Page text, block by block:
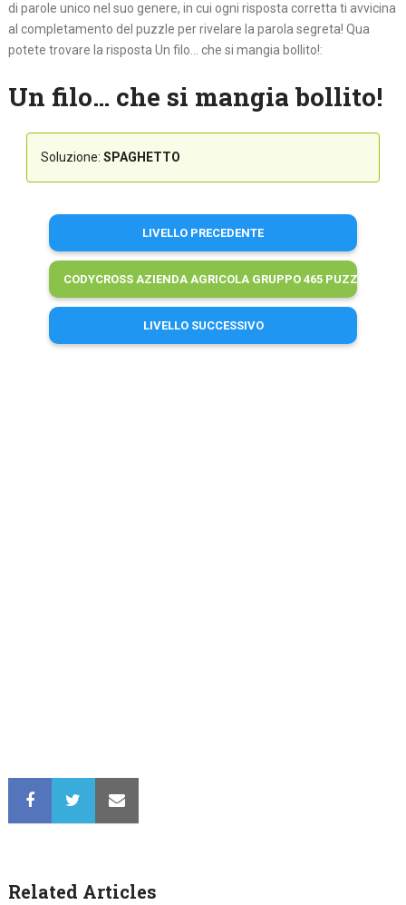
di parole unico nel suo genere, in cui ogni risposta corretta ti avvicina
al completamento del puzzle per rivelare la parola segreta! Qua
potete trovare la risposta Un filo… che si mangia bollito!:
Un filo… che si mangia bollito!
Soluzione: SPAGHETTO
LIVELLO PRECEDENTE
CODYCROSS AZIENDA AGRICOLA GRUPPO 465 PUZZLE 4
LIVELLO SUCCESSIVO
Related Articles